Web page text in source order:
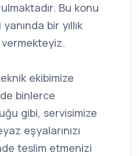
Bu konu
bir yıllık
ekibimize
binlerce
gibi, servisimize
eşyalarınızı
teslim etmenizi